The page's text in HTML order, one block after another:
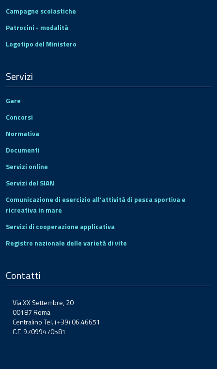
Campagne scolastiche
Patrocini - modalità
Logotipo del Ministero
Servizi
Gare
Concorsi
Normativa
Documenti
Servizi online
Servizi del SIAN
Comunicazione di esercizio all'attività di pesca sportiva e
ricreativa in mare
Servizi di cooperazione applicativa
Registro nazionale delle varietà di vite
Contatti
Via XX Settembre, 20
00187 Roma
Centralino Tel. (+39) 06.46651
C.F. 97099470581